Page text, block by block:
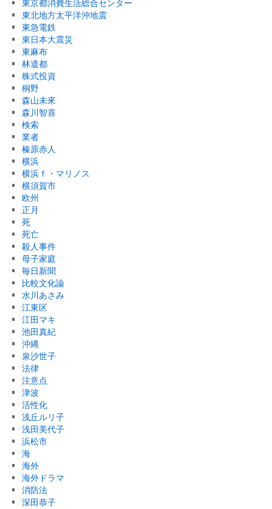
東京都消費生活総合センター
東北地方太平洋沖地震
東急電鉄
東日本大震災
東麻布
林遣都
株式投資
桐野
森山未來
森川智喜
検索
業者
榛原赤人
横浜
横浜ｆ・マリノス
横須賀市
欧州
正月
死
死亡
殺人事件
母子家庭
毎日新聞
比較文化論
水川あさみ
江東区
江田マキ
池田真紀
沖縄
泉沙世子
法律
注意点
津波
活性化
浅丘ルリ子
浅田美代子
浜松市
海
海外
海外ドラマ
消防法
深田恭子